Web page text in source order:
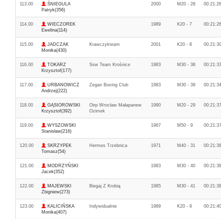
113.00
ŚNIEGULA
Patryk(356)
2000 M20 - 28 00:21:26
114.00
WIECZOREK
Ewelina(114)
1989 K20 - 7 00:21:26
115.00
JADCZAK
Monika(430)
Krawczykteam 2001 K20 - 8 00:21:30
116.00
TOKARZ
Krzysztof(177)
Ssw Team Krośnice 1983 M30 - 38 00:21:33
117.00
URBANOWICZ
Andrzej(222)
Zegan Boxing Club 1983 M30 - 39 00:21:34
118.00
GĄSIOROWSKI
Krzysztof(392)
Oirp Wrocław Małapanew
Ozimek
1990 M20 - 29 00:21:37
119.00
WYSZOWSKI
Stanisław(216)
1967 M50 - 9 00:21:37
120.00
SKRZYPEK
Tomasz(54)
Hermes Trzebnica 1971 M40 - 31 00:21:38
121.00
MODRZYŃSKI
Jacek(352)
1983 M30 - 40 00:21:38
122.00
MAJEWSKI
Zbigniew(273)
Biegaj Z Krobią 1985 M30 - 41 00:21:38
123.00
KALICIŃSKA
Monika(407)
Indywidualnie 1989 K20 - 9 00:21:40